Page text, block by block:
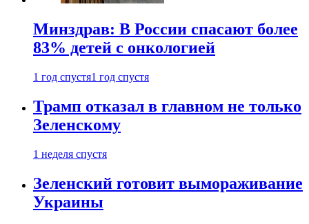
Минздрав: В России спасают более
83% детей с онкологией
1 год спустя1 год спустя
Трамп отказал в главном не только
Зеленскому
1 неделя спустя
Зеленский готовит вымораживание
Украины